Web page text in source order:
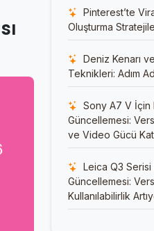
Pinterest’te
Oluşturma
Deniz Kenarı
Teknikleri: Adım
Sony A7 V İçin
Güncellemesi:
ve Video Gücü
Leica Q3 Serisi
Güncellemesi:
Kullanılabilirlik